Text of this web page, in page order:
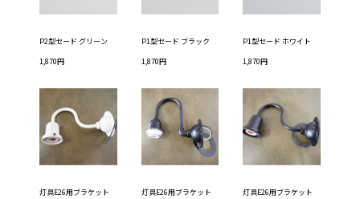
P2型セード グリーン
1,870円
P1型セード ブラック
1,870円
P1型セード ホワイト
1,870円
灯具E26用ブラケット
灯具E26用ブラケット
灯具E26用ブラケット